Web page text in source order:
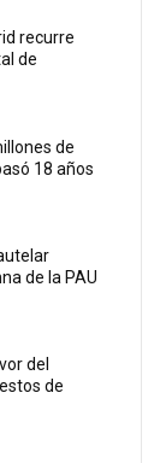
recurre
de
de
18 años
de la PAU
del
de